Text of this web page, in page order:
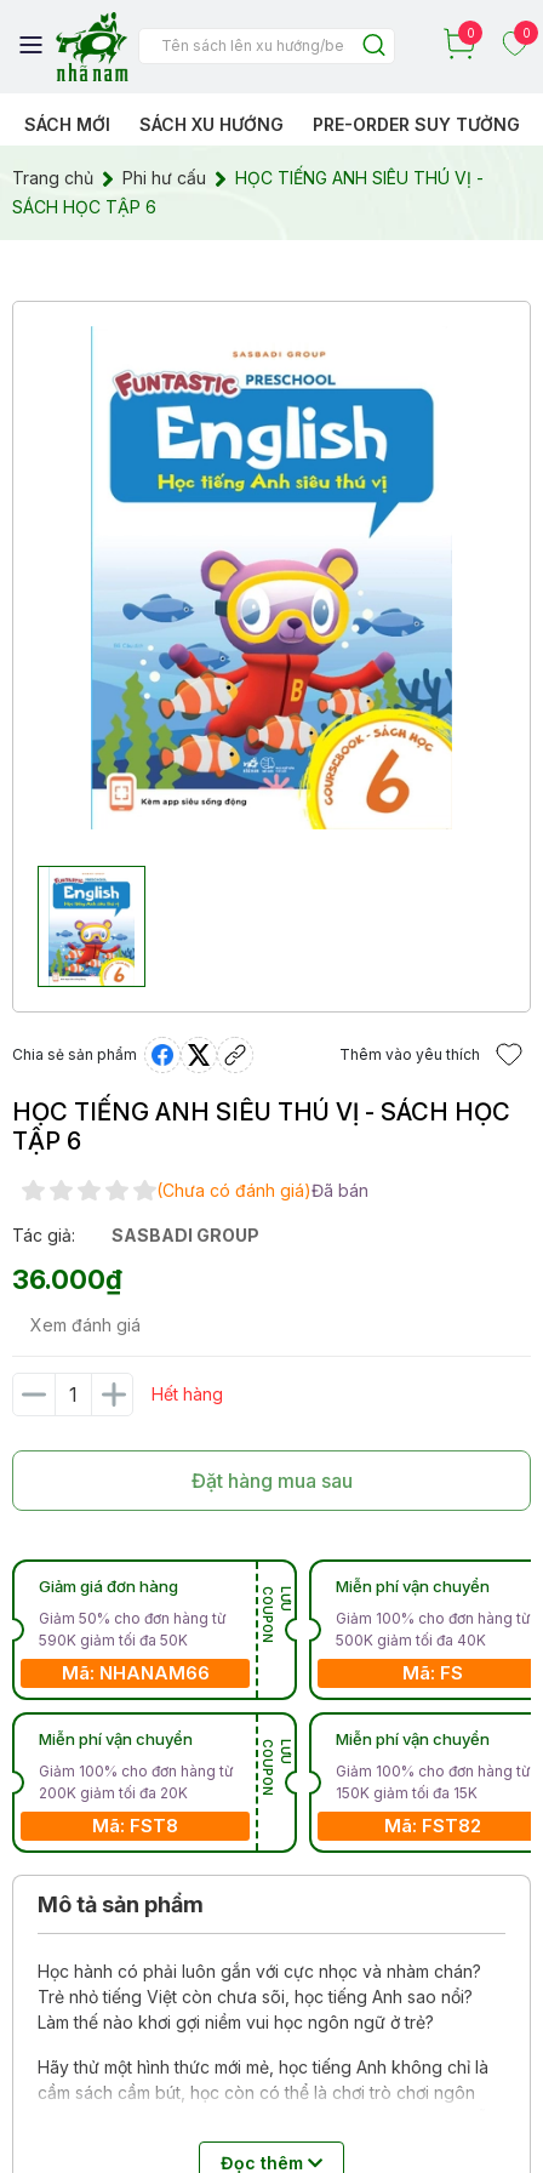
0 0
SÁCH MỚI SÁCH XU HƯỚNG PRE-ORDER SUY TƯỞNG
Trang chủ Phi hư cấu
HỌC TIẾNG ANH SIÊU THÚ VỊ -
SÁCH HỌC TẬP 6
Chia sẻ sản phẩm Thêm vào yêu thích
HỌC TIẾNG ANH SIÊU THÚ VỊ - SÁCH HỌC
TẬP 6
(Chưa có đánh giá)Đã bán
Tác giả: SASBADI GROUP
36.000₫
Xem đánh giá
Hết hàng
Đặt hàng mua sau
Giảm giá đơn hàng
Giảm 50% cho đơn hàng từ
590K giảm tối đa 50K
Mã: NHANAM66
L
Ư
U
C
O
U
P
O
N
Miễn phí vận chuyển
Giảm 100% cho đơn hàng từ
200K giảm tối đa 20K
Mã: FST8
L
Ư
U
C
O
U
P
O
N
Miễn phí vận chuyển
Giảm 100% cho đơn hàng từ
500K giảm tối đa 40K
Mã: FS
Miễn phí vận chuyển
Giảm 100% cho đơn hàng từ
150K giảm tối đa 15K
Mã: FST82
Mô tả sản phẩm
Học hành có phải luôn gắn với cực nhọc và nhàm chán?
Trẻ nhỏ tiếng Việt còn chưa sõi, học tiếng Anh sao nổi?
Làm thế nào khơi gợi niềm vui học ngôn ngữ ở trẻ?
Hãy thử một hình thức mới mẻ, học tiếng Anh không chỉ là
cầm sách cầm bút, học còn có thể là chơi trò chơi ngôn
thính giác và xúc giác để tiếp thu thông tin mới!
Đọc thêm